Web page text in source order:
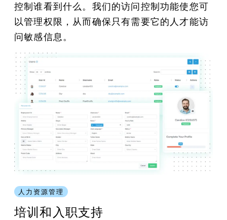
控制谁看到什么。我们的访问控制功能使您可
以管理权限，从而确保只有需要它的人才能访
问敏感信息。
人力资源管理
培训和入职支持